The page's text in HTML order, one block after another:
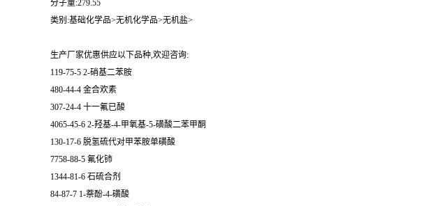
分子量:279.55
类别:基础化学品>无机化学品>无机盐>
生产厂家优惠供应以下品种,欢迎咨询:
119-75-5 2-硝基二苯胺
480-44-4 金合欢素
307-24-4 十一氟已酸
4065-45-6 2-羟基-4-甲氧基-5-磺酸二苯甲酮
130-17-6 脱氢硫代对甲苯胺单磺酸
7758-88-5 氟化铈
1344-81-6 石硫合剂
84-87-7 1-萘酚-4-磺酸